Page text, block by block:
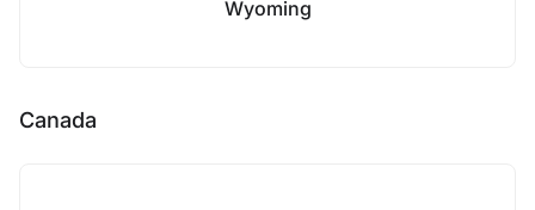
Wyoming
Canada